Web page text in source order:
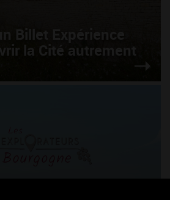
Billet Expérience
la Cité autrement